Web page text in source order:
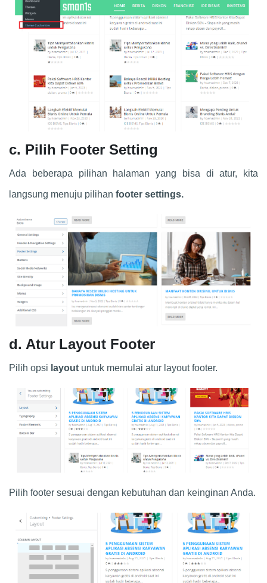
c. Pilih Footer Setting
Ada beberapa pilihan halaman yang bisa di atur, kita
langsung menuju pilihan footer settings.
d. Atur Layout Footer
Pilih opsi layout untuk memulai atur layout footer.
Pilih footer sesuai dengan kebutuhan dan keinginan Anda.